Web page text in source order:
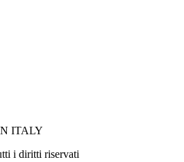
ITALY
i diritti riservati